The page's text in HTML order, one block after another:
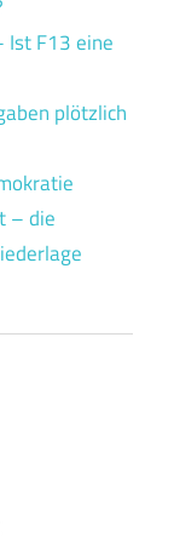
Ist F13 eine
plötzlich
– die